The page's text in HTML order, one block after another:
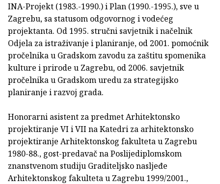
INA-Projekt (1983.-1990.) i Plan (1990.-1995.), sve u
Zagrebu, sa statusom odgovornog i vodećeg
projektanta. Od 1995. stručni savjetnik i načelnik
Odjela za istraživanje i planiranje, od 2001. pomoćnik
pročelnika u Gradskom zavodu za zaštitu spomenika
kulture i prirode u Zagrebu, od 2006. savjetnik
pročelnika u Gradskom uredu za strategijsko
planiranje i razvoj grada.
Honorarni asistent za predmet Arhitektonsko
projektiranje VI i VII na Katedri za arhitektonsko
projektiranje Arhitektonskog fakulteta u Zagrebu
1980-88., gost-predavač na Poslijediplomskom
znanstvenom studiju Graditeljsko nasljeđe
Arhitektonskog fakulteta u Zagrebu 1999/2001.,